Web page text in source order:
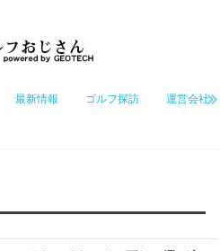
最新情報 ゴルフ探訪 運営会社